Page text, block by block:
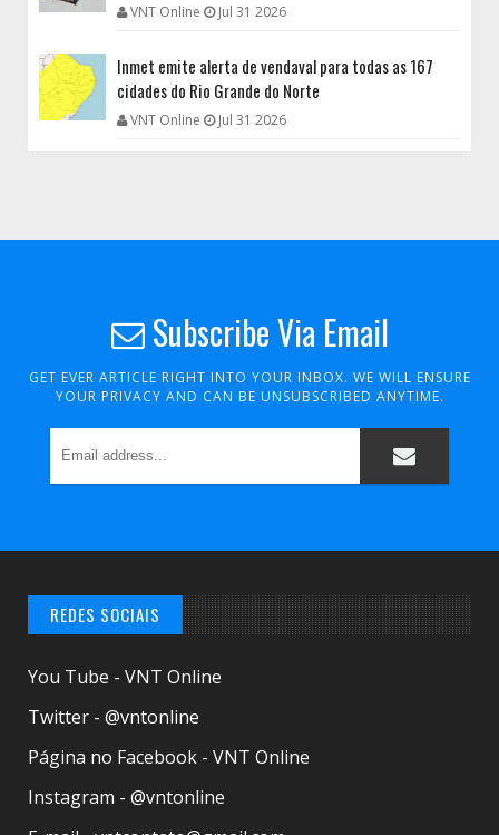
VNT Online Jul 31 2026
Inmet emite alerta de vendaval para todas as 167
cidades do Rio Grande do Norte
VNT Online Jul 31 2026
Subscribe Via Email
GET EVER ARTICLE RIGHT INTO YOUR INBOX. WE WILL ENSURE
YOUR PRIVACY AND CAN BE UNSUBSCRIBED ANYTIME.
REDES SOCIAIS
You Tube - VNT Online
Twitter - @vntonline
Página no Facebook - VNT Online
Instagram - @vntonline